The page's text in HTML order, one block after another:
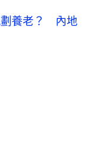
劃養老？ 內地